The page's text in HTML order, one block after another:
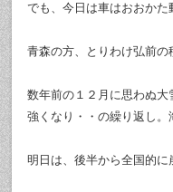
でも、今日は車はおおか
青森の方、とりわけ弘前の
数年前の１２月に思わぬ
強くなり・・の繰り返し。
明日は、後半から全国的